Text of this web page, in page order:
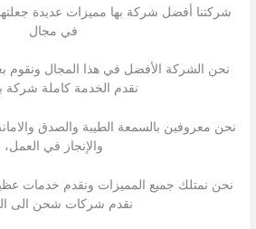
شركتنا أفضل شركة بها مميزات عديدة جعلتها
في مجال
نحن الشركة الأفضل في هذا المجال ونقوم
نقدم الخدمة كاملة شركة
نحن معروفين بالسمعة الطيبة والصدق
والإنجاز في العمل،
نحن نمتلك جميع المميزات ونقدم خدمات
نقدم شركات شحن الى